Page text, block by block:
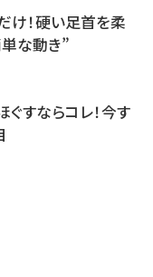
だけ！硬い足首を柔
単な動き”
ぐすならコレ！今す